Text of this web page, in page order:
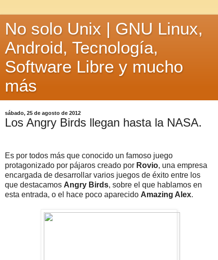
No solo Unix | GNU Linux,
Android, Tecnología,
Software Libre y mucho
más
sábado, 25 de agosto de 2012
Los Angry Birds llegan hasta la NASA.
Es por todos más que conocido un famoso juego
protagonizado por pájaros creado por Rovio, una empresa
encargada de desarrollar varios juegos de éxito entre los
que destacamos Angry Birds, sobre el que hablamos en
esta entrada, o el hace poco aparecido Amazing Alex.